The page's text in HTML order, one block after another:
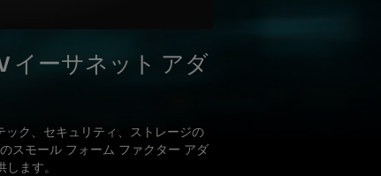
イーサネット アダ
ク、セキュリティ、ストレージの
スモール フォーム ファクター アダ
ます。